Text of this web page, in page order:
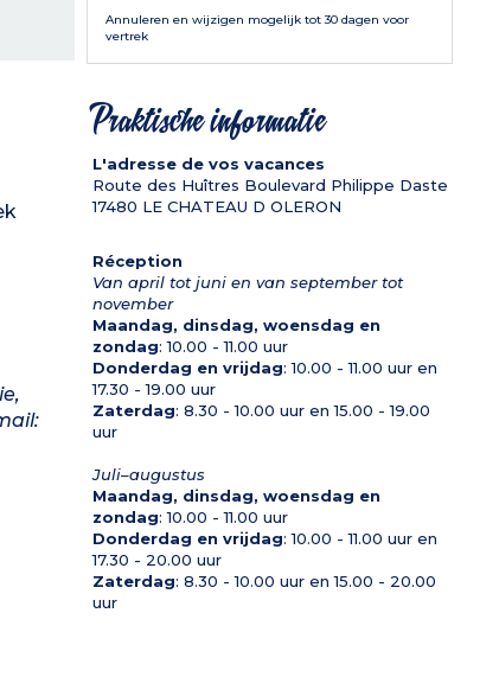
Annuleren en wijzigen mogelijk tot 30 dagen voor
vertrek
Praktische informatie
L'adresse de vos vacances
Route des Huîtres Boulevard Philippe Daste
17480 LE CHATEAU D OLERON
Réception
Van april tot juni en van september tot
november
Maandag, dinsdag, woensdag en
zondag: 10.00 - 11.00 uur
Donderdag en vrijdag: 10.00 - 11.00 uur en
17.30 - 19.00 uur
Zaterdag: 8.30 - 10.00 uur en 15.00 - 19.00
uur
Juli–augustus
Maandag, dinsdag, woensdag en
zondag: 10.00 - 11.00 uur
Donderdag en vrijdag: 10.00 - 11.00 uur en
17.30 - 20.00 uur
Zaterdag: 8.30 - 10.00 uur en 15.00 - 20.00
uur